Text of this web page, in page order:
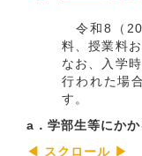
令和8（
料、授業料
なお、入学
行われた場
す。
a．学部生等にかか